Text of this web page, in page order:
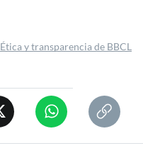
Ética y transparencia de BBCL